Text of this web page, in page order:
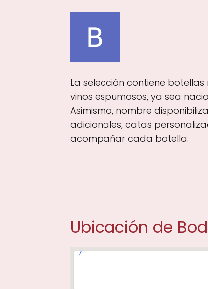
La selección contiene
vinos espumosos, ya sea
Asimismo, nombre
adicionales, catas
acompañar cada botella.
Ubicación de